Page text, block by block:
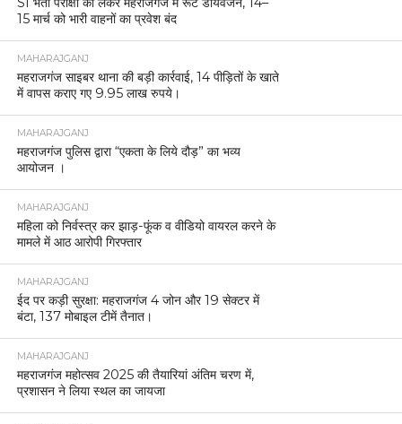
15 मार्च को भारी वाहनों का प्रवेश बंद
MAHARAJGANJ
महराजगंज साइबर थाना की बड़ी कार्रवाई, 14 पीड़ितों के खाते
में वापस कराए गए 9.95 लाख रुपये।
MAHARAJGANJ
महराजगंज पुलिस द्वारा “एकता के लिये दौड़” का भव्य
आयोजन ।
MAHARAJGANJ
महिला को निर्वस्त्र कर झाड़-फूंक व वीडियो वायरल करने के
मामले में आठ आरोपी गिरफ्तार
MAHARAJGANJ
ईद पर कड़ी सुरक्षा: महराजगंज 4 जोन और 19 सेक्टर में
बंटा, 137 मोबाइल टीमें तैनात।
MAHARAJGANJ
महराजगंज महोत्सव 2025 की तैयारियां अंतिम चरण में,
प्रशासन ने लिया स्थल का जायजा